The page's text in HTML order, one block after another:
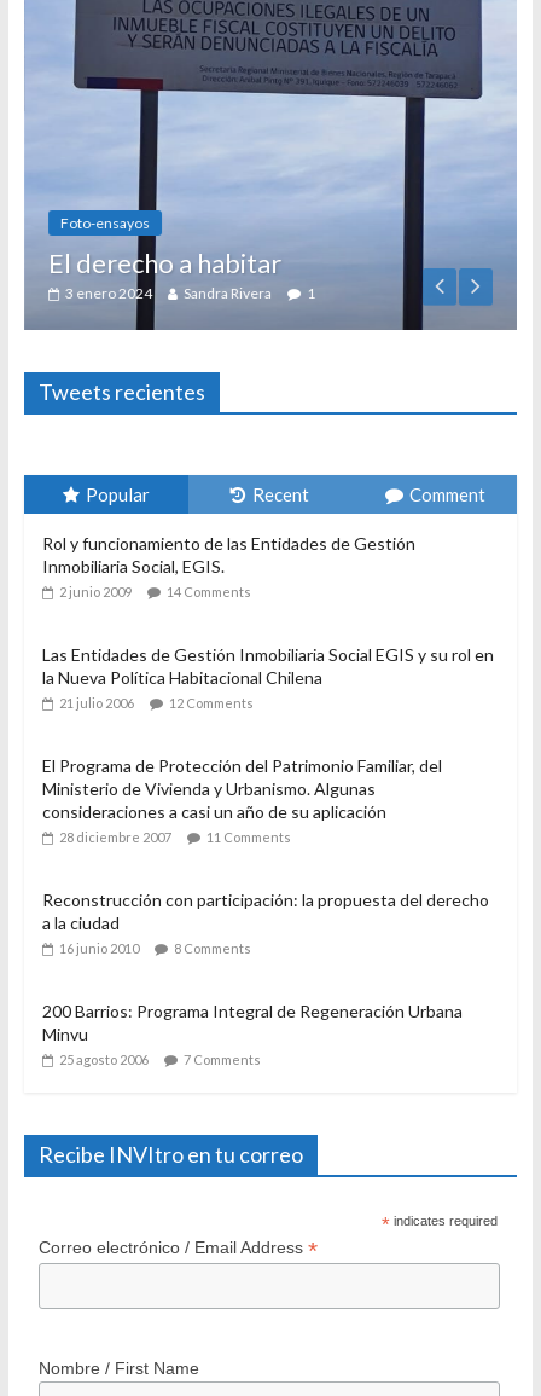
Foto-ensayos
El derecho a habitar
3 enero 2024 Sandra Rivera 1
Tweets recientes
Popular Recent Comment
Rol y funcionamiento de las Entidades de Gestión
Inmobiliaria Social, EGIS.
2 junio 2009 14 Comments
Las Entidades de Gestión Inmobiliaria Social EGIS y su rol en
la Nueva Política Habitacional Chilena
21 julio 2006 12 Comments
El Programa de Protección del Patrimonio Familiar, del
Ministerio de Vivienda y Urbanismo. Algunas
consideraciones a casi un año de su aplicación
28 diciembre 2007 11 Comments
Reconstrucción con participación: la propuesta del derecho
a la ciudad
16 junio 2010 8 Comments
200 Barrios: Programa Integral de Regeneración Urbana
Minvu
25 agosto 2006 7 Comments
Recibe INVItro en tu correo
* indicates required
Correo electrónico / Email Address *
Nombre / First Name